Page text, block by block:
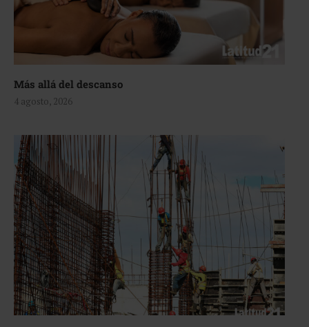
Más allá del descanso
4 agosto, 2026